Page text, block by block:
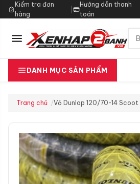
Kiểm tra đơn
hàng
|
Hướng dẫn thanh
toán
DANH MỤC SẢN PHẨM
Trang chủ Vỏ Dunlop 120/70-14